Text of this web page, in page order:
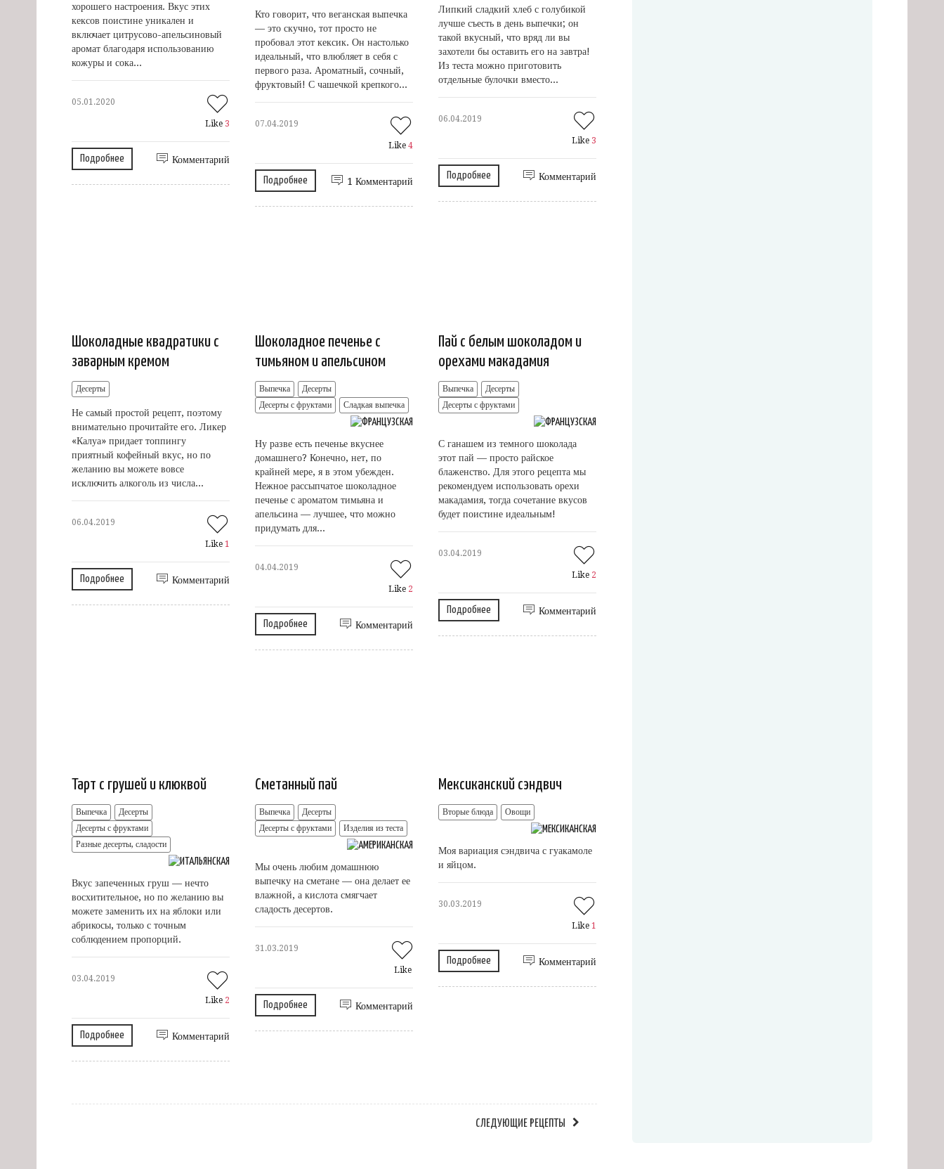
хорошего настроения. Вкус этих
кексов поистине уникален и
включает цитрусово-апельсиновый
аромат благодаря использованию
кожуры и сока...
05.01.2020
Like 3
Подробнее Комментарий
Кто говорит, что веганская выпечка
— это скучно, тот просто не
пробовал этот кексик. Он настолько
идеальный, что влюбляет в себя с
первого раза. Ароматный, сочный,
фруктовый! С чашечкой крепкого...
07.04.2019
Like4
Подробнее 1 Комментарий
Липкий сладкий хлеб с голубикой
лучше съесть в день выпечки; он
такой вкусный, что вряд ли вы
захотели бы оставить его на завтра!
Из теста можно приготовить
отдельные булочки вместо...
06.04.2019
Like 3
Подробнее Комментарий
Шоколадные квадратики с
заварным кремом
Десерты
Не самый простой рецепт, поэтому
внимательно прочитайте его. Ликер
«Калуа» придает топпингу
приятный кофейный вкус, но по
желанию вы можете вовсе
исключить алкоголь из числа...
06.04.2019
Like1
Подробнее Комментарий
Шоколадное печенье с
тимьяном и апельсином
Выпечка
Десерты
Десерты с фруктами
Сладкая выпечка
Ну разве есть печенье вкуснее
домашнего? Конечно, нет, по
крайней мере, я в этом убежден.
Нежное рассыпчатое шоколадное
печенье с ароматом тимьяна и
апельсина — лучшее, что можно
придумать для...
04.04.2019
Like 2
Подробнее Комментарий
Пай с белым шоколадом и
орехами макадамия
Выпечка
Десерты
Десерты с фруктами
С ганашем из темного шоколада
этот пай — просто райское
блаженство. Для этого рецепта мы
рекомендуем использовать орехи
макадамия, тогда сочетание вкусов
будет поистине идеальным!
03.04.2019
Like 2
Подробнее Комментарий
Тарт с грушей и клюквой
Выпечка
Десерты
Десерты с фруктами
Разные десерты, сладости
Вкус запеченных груш — нечто
восхитительное, но по желанию вы
можете заменить их на яблоки или
абрикосы, только с точным
соблюдением пропорций.
03.04.2019
Like 2
Подробнее Комментарий
Сметанный пай
Выпечка
Десерты
Десерты с фруктами
Изделия из теста
Мы очень любим домашнюю
выпечку на сметане — она делает ее
влажной, а кислота смягчает
сладость десертов.
31.03.2019
Like
Подробнее Комментарий
Мексиканский сэндвич
Вторые блюда Овощи
Моя вариация сэндвича с гуакамоле
и яйцом.
30.03.2019
Like1
Подробнее Комментарий
СЛЕДУЮЩИЕ РЕЦЕПТЫ